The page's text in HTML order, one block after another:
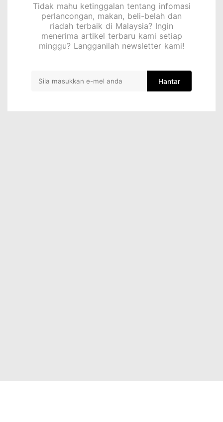
Tidak mahu ketinggalan tentang infomasi
perlancongan, makan, beli-belah dan
riadah terbaik di Malaysia? Ingin
menerima artikel terbaru kami setiap
minggu? Langganilah newsletter kami!
Hantar